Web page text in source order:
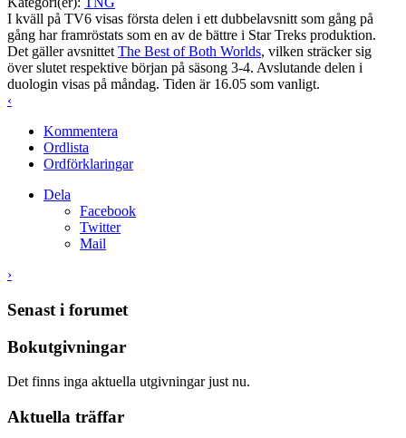
I kväll på TV6 visas första delen i ett dubbelavsnitt som gång på
gång har framröstats som en av de bättre i Star Treks produktion.
Det gäller avsnittet The Best of Both Worlds, vilken sträcker sig
över slutet respektive början på säsong 3-4. Avslutande delen i
duologin visas på måndag. Tiden är 16.05 som vanligt.
‹
Kommentera
Ordlista
Ordförklaringar
Dela
Facebook
Twitter
Mail
›
Senast i forumet
Bokutgivningar
Det finns inga aktuella utgivningar just nu.
Aktuella träffar